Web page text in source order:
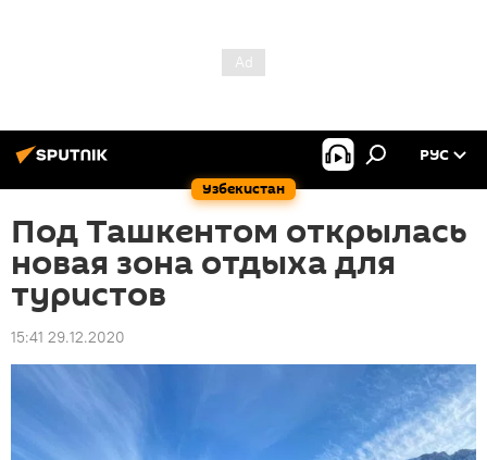
Узбекистан
РУС
Под Ташкентом открылась
новая зона отдыха для
туристов
15:41 29.12.2020